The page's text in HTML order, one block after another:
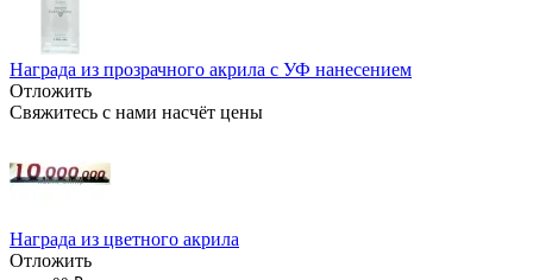
Награда из прозрачного акрила с УФ нанесением
Отложить
Свяжитесь с нами насчёт цены
Награда из цветного акрила
Отложить